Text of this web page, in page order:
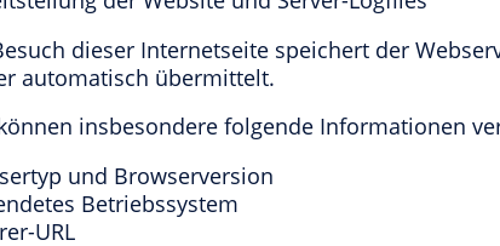
dieser Internetseite speichert der
automatisch übermittelt.
insbesondere folgende Informationen
und Browserversion
Betriebssystem
URL